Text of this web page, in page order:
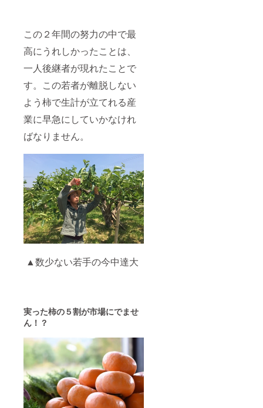
この２年間の努力の中で最
高にうれしかったことは、
一人後継者が現れたことで
す。この若者が離脱しない
よう柿で生計が立てれる産
業に早急にしていかなけれ
ばなりません。
▲数少ない若手の今中達大
実った柿の５割が市場にでませ
ん！？